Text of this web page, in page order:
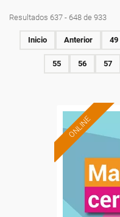
Resultados 637 - 648 de 933
Inicio Anterior 49
55 56 57
ONLINE